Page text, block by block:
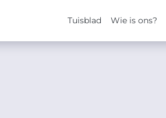
Tuisblad Wie is ons?